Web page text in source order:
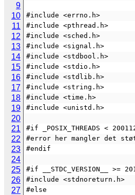
9
10
#include <errno.h>
11 #include <pthread.h>
12 #include <sched.h>
13 #include <signal.h>
14 #include <stdbool.h>
15 #include <stdio.h>
16 #include <stdlib.h>
17 #include <string.h>
18 #include <time.h>
19 #include <unistd.h>
20
21
#if _POSIX_THREADS <
22 #error her mangler det
23 #endif
24
25
#if __STDC_VERSION__ >=
26 #include <stdnoreturn.h>
27 #else